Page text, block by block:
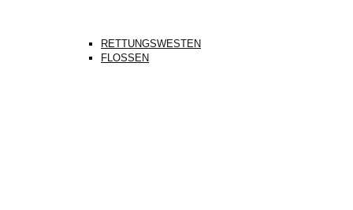
RETTUNGSWESTEN
FLOSSEN